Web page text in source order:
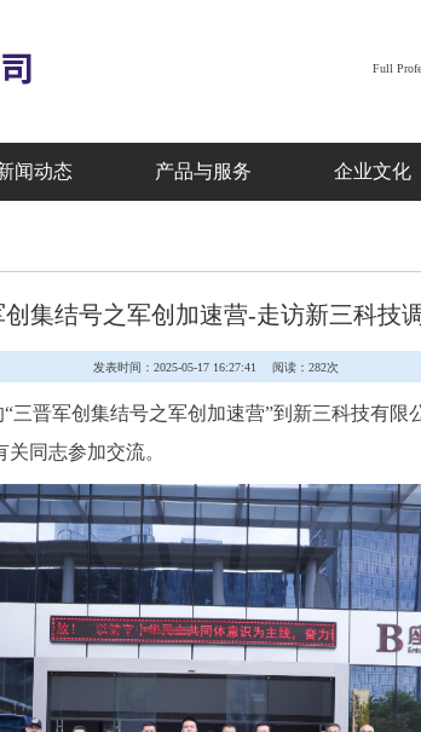
Full
闻动态 产品与服务 企业文化
创集结号之军创加速营-走访新三科技
发表时间：2025-05-17 16:27:41 阅读： 282次
晋军创集结号之军创加速营”到新三科技有限
同志参加交流。